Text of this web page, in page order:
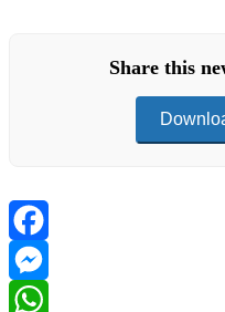
Share this
Facebook
Messenger